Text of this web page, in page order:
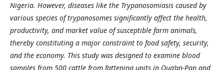
Nigeria. However, diseases like the Trypanosomiasis caused by
various species of trypanosomes significantly affect the health,
productivity, and market value of susceptible farm animals,
thereby constituting a major constraint to food safety, security,
and the economy. This study was designed to examine blood
samples from 500 cattle from fattening units in Qua’an-Pan and